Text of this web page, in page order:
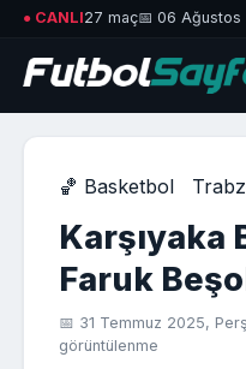
● CANLI27 maç📅 06
🏀 Basketbol
Karşıyaka
Faruk
📅 31 Temmuz 2025,
görüntülenme